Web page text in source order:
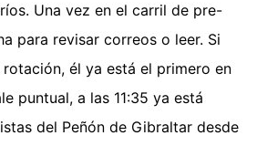
Una vez en el carril de pre-
para revisar correos o leer. Si
él ya está el primero en
puntual, a las 11:35 ya está
del Peñón de Gibraltar desde